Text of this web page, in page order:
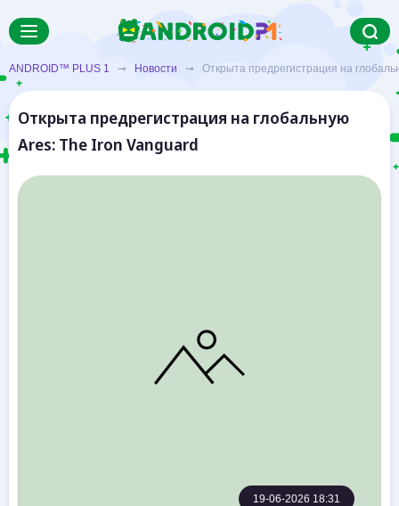
ANDROID™ PLUS 1 ➞ Новости ➞ Открыта предрегистрация на
Открыта предрегистрация на глобальную
Ares: The Iron Vanguard
19-06-2026 18:31